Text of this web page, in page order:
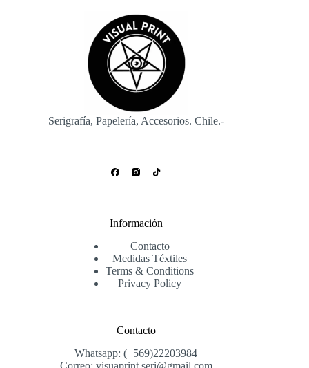
Serigrafía, Papelería, Accesorios. Chile.-
Información
Contacto
Medidas Téxtiles
Terms & Conditions
Privacy Policy
Contacto
Whatsapp: (+569)22203984
Correo: visuaprint.seri@gmail.com